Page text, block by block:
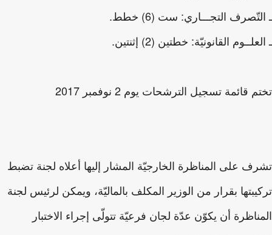
التجـــاري: ست (6) خطط.
القانونيّة: خطتين (2) إثنتين.
قائمة تسجيل الترشحات يوم 2 نوفمبر 2017
على المناظرة الخارجيّة المشار إليها أعلاه لجنة تضبط
بقرار من الوزير المكلف بالماليّة، ويمكن لرئيس لجنة
أن يكوّن عدّة لجان فرعيّة تتولّى إجراء الاختبار